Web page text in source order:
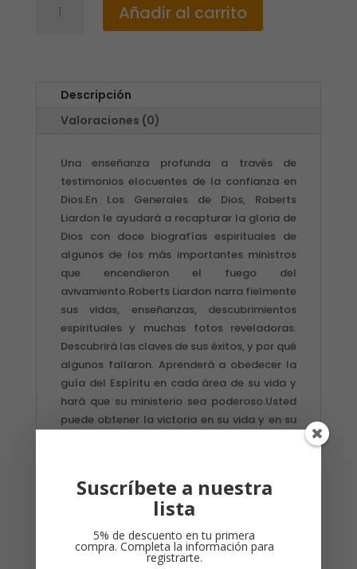
GENERALES
LIARDON
Añadir al carrito
Descripción
Valoraciones (0)
Una enseñanza profunda a través de
testimonios elocuentes de la confianza en
Dios.En Los Generales de Dios, Roberts
Liardon le ayudará a recapturar la gloria de
Dios con doce biografías espirituales de
algunos de los más importantes ministros
que encendieron el fuego del
avivamiento.Roberts Liardon narra fielmente
sus vidas, enseñanzas, descubrimientos
espirituales y muchas fotos reveladoras.
Descubrirá las claves de sus éxitos, y por qué
algunos fallaron. Aprenderá a obedecer la
guía del Espíritu en cada área de su vida y
hará que su ministerio sea poderoso.Usted
puede obtener la victoria en su vida y en su
Productos relacionados
Suscríbete a nuestra
lista
5% de descuento en tu primera
compra. Completa la información para
registrarte.